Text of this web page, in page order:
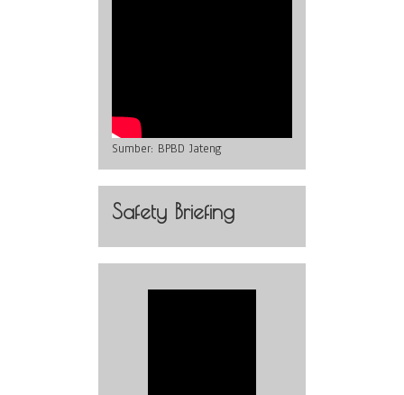
Sumber: BPBD Jateng
Safety Briefing